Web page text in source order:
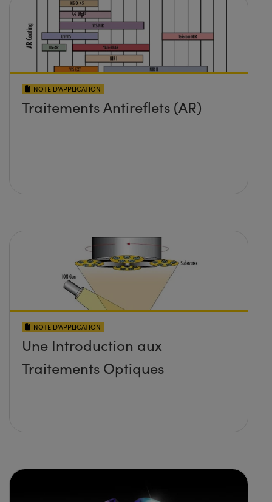
NOTE D’APPLICATION
Traitements Antireflets (AR)
NOTE D’APPLICATION
Une Introduction aux
Traitements Optiques